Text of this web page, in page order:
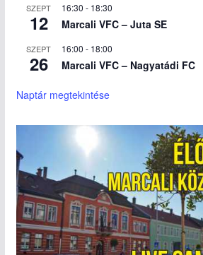
SZEPT
12
16:30 - 18:30
Marcali VFC – Juta SE
SZEPT
26
16:00 - 18:00
Marcali VFC – Nagyatádi FC
Naptár megtekintése